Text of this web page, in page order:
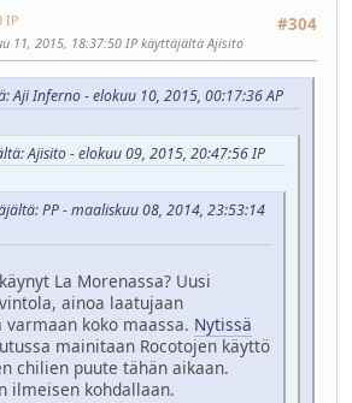
#304
IP
11, 2015, 18:37:50 IP käyttäjältä Ajisito
Aji Inferno - elokuu 10, 2015, 00:17:36 AP
Ajisito - elokuu 09, 2015, 20:47:56 IP
PP - maaliskuu 08, 2014, 23:53:14
La Morenassa? Uusi
ainoa laatujaan
varmaan koko maassa. Nytissä
mainitaan Rocotojen käyttö
chilien puute tähän aikaan.
ilmeisen kohdallaan.